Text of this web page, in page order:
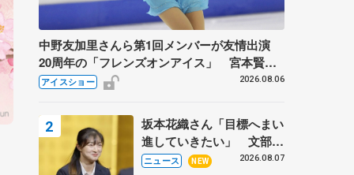
中野友加里さんら第1回メンバーが友情出演
20周年の「フレンズオンアイス」 宮本賢二
さん、有川梨絵さん、田村岳斗さんも
アイスショー 2026.08.06
坂本花織さん「目標へまい
進していきたい」 文部科
学省スポーツ表彰式で代表
ニュース NEW 2026.08.07